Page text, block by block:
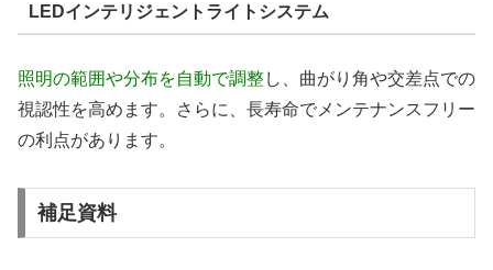
LEDインテリジェントライトシステム
照明の範囲や分布を自動で調整し、曲がり角や交差点での
視認性を高めます。さらに、長寿命でメンテナンスフリー
の利点があります。
補足資料